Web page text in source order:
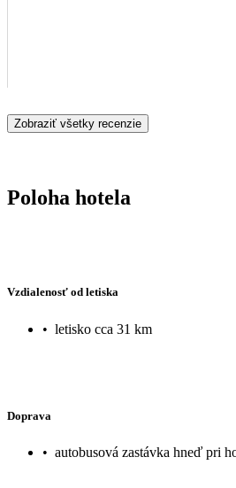
Zobraziť všetky recenzie
Poloha hotela
Vzdialenosť od letiska
• letisko cca 31 km
Doprava
• autobusová zastávka hneď pri